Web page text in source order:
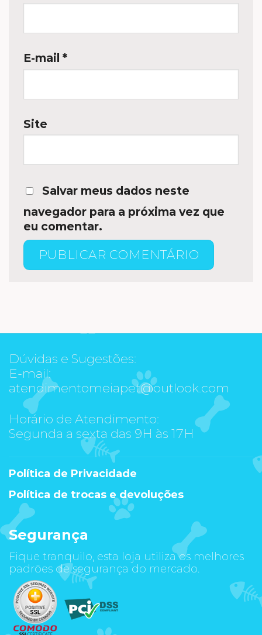
E-mail *
Site
Salvar meus dados neste
navegador para a próxima vez que
eu comentar.
Dúvidas e Sugestões:
E-mail:
atendimentomeiapet@outlook.com
Horário de Atendimento:
Segunda a sexta das 9H às 17H
Política de Privacidade
Política de trocas e devoluções
Segurança
Fique tranquilo, esta loja utiliza os melhores
padrões de segurança do mercado.